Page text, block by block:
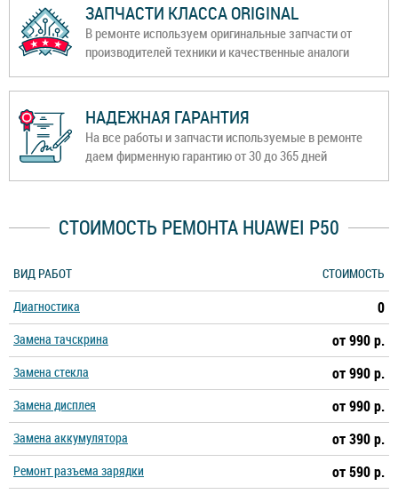
ЗАПЧАСТИ КЛАССА ORIGINAL
В ремонте используем оригинальные запчасти от
производителей техники и качественные аналоги
НАДЕЖНАЯ ГАРАНТИЯ
На все работы и запчасти используемые в ремонте
даем фирменную гарантию от 30 до 365 дней
СТОИМОСТЬ РЕМОНТА HUAWEI P50
ВИД РАБОТ
СТОИМОСТЬ
Диагностика
0
Замена тачскрина от 990 р.
Замена стекла от 990 р.
Замена дисплея от 990 р.
Замена аккумулятора от 390 р.
Ремонт разъема зарядки от 590 р.